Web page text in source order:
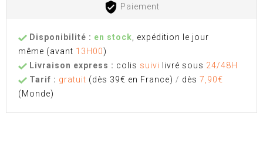
Paiement
Disponibilité : en stock, expédition le jour
même (avant 13H00)
Livraison express : colis suivi livré sous 24/48H
Tarif : gratuit (dès 39€ en France) / dès 7,90€
(Monde)